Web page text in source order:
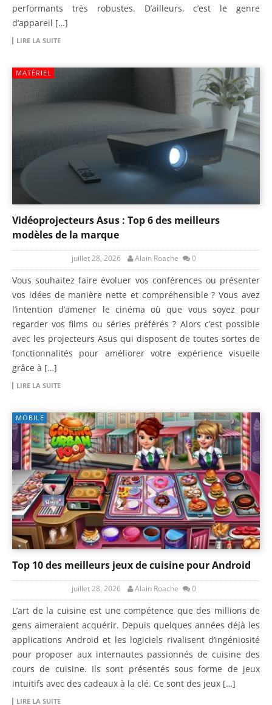
performants très robustes. D’ailleurs, c’est le genre
d’appareil […]
LIRE LA SUITE
MATÉRIEL
Vidéoprojecteurs Asus : Top 6 des meilleurs
modèles de la marque
juillet 28, 2026 Alain Roache 0
Vous souhaitez faire évoluer vos conférences ou présenter
vos idées de manière nette et compréhensible ? Vous avez
l’intention d’amener le cinéma où que vous soyez pour
regarder vos films ou séries préférés ? Alors c’est possible
avec les projecteurs Asus qui disposent de toutes sortes de
fonctionnalités pour améliorer votre expérience visuelle
grâce à […]
LIRE LA SUITE
MOBILE
Top 10 des meilleurs jeux de cuisine pour Android
juillet 28, 2026 Alain Roache 0
L’art de la cuisine est une compétence que des millions de
gens aimeraient acquérir. Depuis quelques années déjà les
applications Android et les logiciels rivalisent d’ingéniosité
pour proposer aux internautes passionnés de cuisine des
cours de cuisine. Ils sont présentés sous forme de jeux
intuitifs avec des cadeaux à la clé. Ce sont des jeux […]
LIRE LA SUITE